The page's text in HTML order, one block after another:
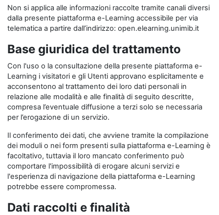
Non si applica alle informazioni raccolte tramite canali diversi
dalla presente piattaforma e-Learning accessibile per via
telematica a partire dall’indirizzo: open.elearning.unimib.it
Base giuridica del trattamento
Con l'uso o la consultazione della presente piattaforma e-
Learning i visitatori e gli Utenti approvano esplicitamente e
acconsentono al trattamento dei loro dati personali in
relazione alle modalità e alle finalità di seguito descritte,
compresa l’eventuale diffusione a terzi solo se necessaria
per l’erogazione di un servizio.
Il conferimento dei dati, che avviene tramite la compilazione
dei moduli o nei form presenti sulla piattaforma e-Learning è
facoltativo, tuttavia il loro mancato conferimento può
comportare l'impossibilità di erogare alcuni servizi e
l'esperienza di navigazione della piattaforma e-Learning
potrebbe essere compromessa.
Dati raccolti e finalità